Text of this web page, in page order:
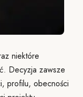
niektóre
Decyzja zawsze
profilu, obecności